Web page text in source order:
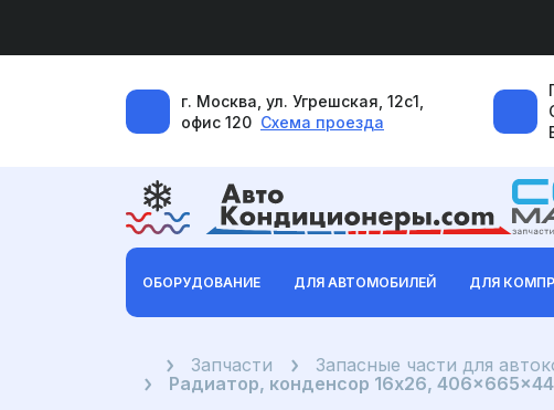
г. Москва, ул. Угрешская, 12с1,
офис 120 Схема проезда
ОБОРУДОВАНИЕ ДЛЯ АВТОМОБИЛЕЙ ДЛЯ
ГлавнаяЗапчасти Запасные части для
Радиатор, конденсор 16x26,